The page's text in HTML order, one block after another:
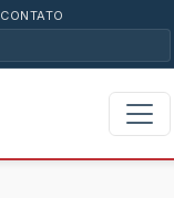
CONTATO